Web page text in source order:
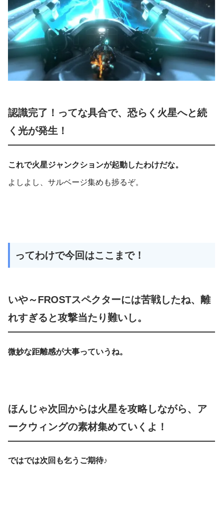
認識完了！ってな具合で、恐らく火星へと続
く光が発生！
これで火星ジャンクションが起動したわけだな。
よしよし、サルベージ集めも捗るぞ。
ってわけで今回はここまで！
いや～FROSTスペクターには苦戦したね、離
れすぎると攻撃当たり難いし。
微妙な距離感が大事っていうね。
ほんじゃ次回からは火星を攻略しながら、ア
ークウィングの素材集めていくよ！
ではでは次回も乞うご期待♪